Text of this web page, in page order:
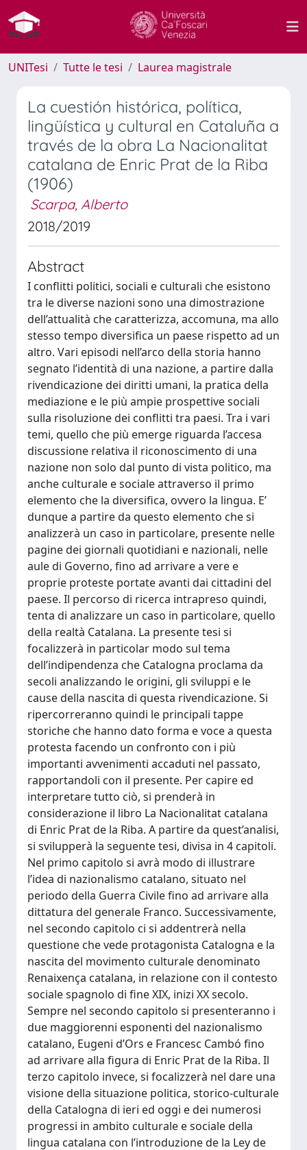
UNITesi Tutte le tesi Laurea magistrale
La cuestión histórica, política,
lingüística y cultural en Cataluña a
través de la obra La Nacionalitat
catalana de Enric Prat de la Riba
(1906)
Scarpa, Alberto
2018/2019
Abstract
I conflitti politici, sociali e culturali che esistono
tra le diverse nazioni sono una dimostrazione
dell’attualità che caratterizza, accomuna, ma allo
stesso tempo diversifica un paese rispetto ad un
altro. Vari episodi nell’arco della storia hanno
segnato l’identità di una nazione, a partire dalla
rivendicazione dei diritti umani, la pratica della
mediazione e le più ampie prospettive sociali
sulla risoluzione dei conflitti tra paesi. Tra i vari
temi, quello che più emerge riguarda l’accesa
discussione relativa il riconoscimento di una
nazione non solo dal punto di vista politico, ma
anche culturale e sociale attraverso il primo
elemento che la diversifica, ovvero la lingua. E’
dunque a partire da questo elemento che si
analizzerà un caso in particolare, presente nelle
pagine dei giornali quotidiani e nazionali, nelle
aule di Governo, fino ad arrivare a vere e
proprie proteste portate avanti dai cittadini del
paese. Il percorso di ricerca intrapreso quindi,
tenta di analizzare un caso in particolare, quello
della realtà Catalana. La presente tesi si
focalizzerà in particolar modo sul tema
dell’indipendenza che Catalogna proclama da
secoli analizzando le origini, gli sviluppi e le
cause della nascita di questa rivendicazione. Si
ripercorreranno quindi le principali tappe
storiche che hanno dato forma e voce a questa
protesta facendo un confronto con i più
importanti avvenimenti accaduti nel passato,
rapportandoli con il presente. Per capire ed
interpretare tutto ciò, si prenderà in
considerazione il libro La Nacionalitat catalana
di Enric Prat de la Riba. A partire da quest’analisi,
si svilupperà la seguente tesi, divisa in 4 capitoli.
Nel primo capitolo si avrà modo di illustrare
l’idea di nazionalismo catalano, situato nel
periodo della Guerra Civile fino ad arrivare alla
dittatura del generale Franco. Successivamente,
nel secondo capitolo ci si addentrerà nella
questione che vede protagonista Catalogna e la
nascita del movimento culturale denominato
Renaixença catalana, in relazione con il contesto
sociale spagnolo di fine XIX, inizi XX secolo.
Sempre nel secondo capitolo si presenteranno i
due maggiorenni esponenti del nazionalismo
catalano, Eugeni d’Ors e Francesc Cambó fino
ad arrivare alla figura di Enric Prat de la Riba. Il
terzo capitolo invece, si focalizzerà nel dare una
visione della situazione politica, storico-culturale
della Catalogna di ieri ed oggi e dei numerosi
progressi in ambito culturale e sociale della
lingua catalana con l’introduzione de la Ley de